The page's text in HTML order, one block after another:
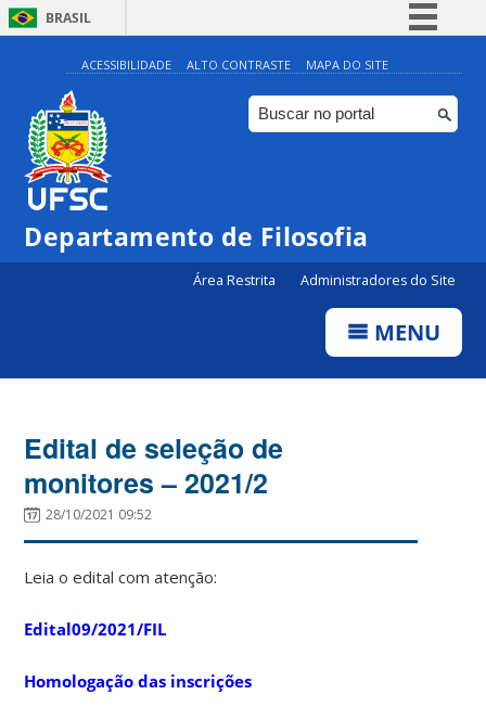
BRASIL
Simplifique!
Comunica BR
Participe
Canais
ACESSIBILIDADE ALTO CONTRASTE MAPA DO SITE
Departamento de Filosofia
Área Restrita Administradores do Site
MENU
Edital de seleção de
monitores – 2021/2
28/10/2021 09:52
Leia o edital com atenção:
Edital09/2021/FIL
Homologação das inscrições